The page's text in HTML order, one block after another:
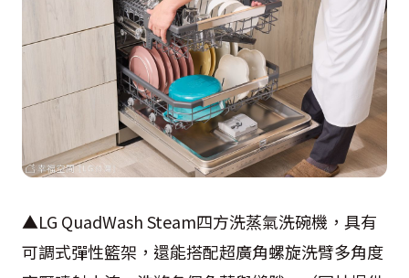
▲LG QuadWash Steam四方洗蒸氣洗碗機，具有
可調式彈性籃架，還能搭配超廣角螺旋洗臂多角度